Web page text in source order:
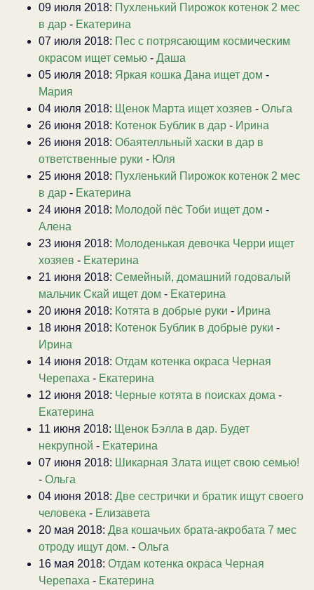
09 июля 2018: Пухленький Пирожок котенок 2 мес
в дар - Екатерина
07 июля 2018: Пес с потрясающим космическим
окрасом ищет семью - Даша
05 июля 2018: Яркая кошка Дана ищет дом -
Мария
04 июля 2018: Щенок Марта ищет хозяев - Ольга
26 июня 2018: Котенок Бублик в дар - Ирина
26 июня 2018: Обаятелльный хаски в дар в
ответственные руки - Юля
25 июня 2018: Пухленький Пирожок котенок 2 мес
в дар - Екатерина
24 июня 2018: Молодой пёс Тоби ищет дом -
Алена
23 июня 2018: Молоденькая девочка Черри ищет
хозяев - Екатерина
21 июня 2018: Семейный, домашний годовалый
мальчик Скай ищет дом - Екатерина
20 июня 2018: Котята в добрые руки - Ирина
18 июня 2018: Котенок Бублик в добрые руки -
Ирина
14 июня 2018: Отдам котенка окраса Черная
Черепаха - Екатерина
12 июня 2018: Черные котята в поисках дома -
Екатерина
11 июня 2018: Щенок Бэлла в дар. Будет
некрупной - Екатерина
07 июня 2018: Шикарная Злата ищет свою семью!
- Ольга
04 июня 2018: Две сестрички и братик ищут своего
человека - Елизавета
20 мая 2018: Два кошачьих брата-акробата 7 мес
отроду ищут дом. - Ольга
16 мая 2018: Отдам котенка окраса Черная
Черепаха - Екатерина